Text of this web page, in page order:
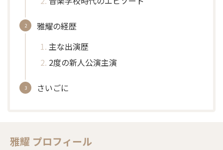
雅耀の経歴
主な出演歴
2度の新人公演主演
さいごに
雅耀 プロフィール